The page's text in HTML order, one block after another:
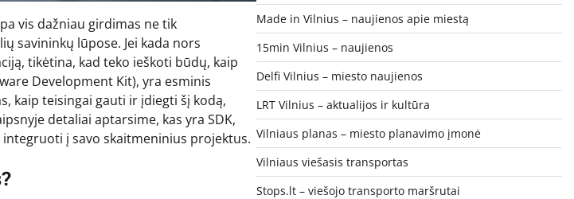
vis dažniau girdimas ne tik
savininkų lūpose. Jei kada nors
tikėtina, kad teko ieškoti būdų, kaip
Development Kit), yra esminis
kaip teisingai gauti ir įdiegti šį kodą,
detaliai aptarsime, kas yra SDK,
į savo skaitmeninius projektus.
Made in Vilnius – naujienos apie miestą
15min Vilnius – naujienos
Delfi Vilnius – miesto naujienos
LRT Vilnius – aktualijos ir kultūra
Vilniaus planas – miesto planavimo įmonė
Vilniaus viešasis transportas
Stops.lt – viešojo transporto maršrutai